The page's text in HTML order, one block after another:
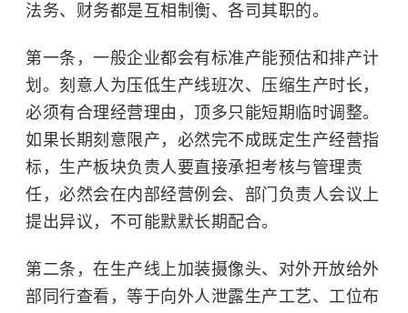
法务、财务都是互相制衡、各司其职的。
第一条，一般企业都会有标准产能预估和排产计
划。刻意人为压低生产线班次、压缩生产时长，
必须有合理经营理由，顶多只能短期临时调整。
如果长期刻意限产，必然完不成既定生产经营指
标，生产板块负责人要直接承担考核与管理责
任，必然会在内部经营例会、部门负责人会议上
提出异议，不可能默默长期配合。
第二条，在生产线上加装摄像头、对外开放给外
部同行查看，等于向外人泄露生产工艺、工位布